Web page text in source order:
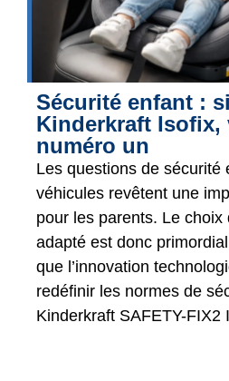
Sécurité enfant :
Kinderkraft Isofix,
numéro un
Les questions de sécurité
véhicules revêtent une
pour les parents. Le choix
adapté est donc
que l’innovation
redéfinir les normes de
Kinderkraft SAFETY-FIX2